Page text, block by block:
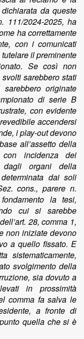
da queste
111/2024-2025, ha
ha correttamente
con i comunicati
il preminente
Se così non
sarebbero stati
originate
di serie B
con evidente
accendersi
i play-out devono
all’assetto della
incidenza dei
dagli organi della
dai soli
cons., parere n.
la tesi,
cui si sarebbe
28, comma 1,
non iniziate devono
a quello fissato. E
sistematicamente,
svolgimento della
sia dovuto a
in prossimità
comma fa salva le
a fronte di
quella che si è